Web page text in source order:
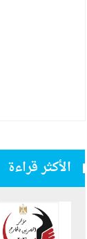
الأكثر قراءة